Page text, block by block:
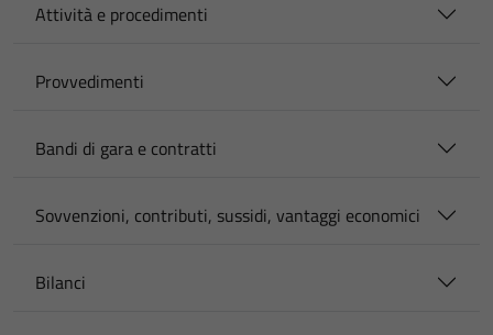
Attività e procedimenti
Provvedimenti
Bandi di gara e contratti
Sovvenzioni, contributi, sussidi, vantaggi economici
Bilanci